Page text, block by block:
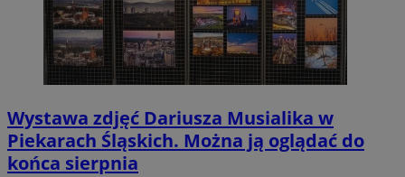
Wystawa zdjęć Dariusza Musialika w
Piekarach Śląskich. Można ją oglądać do
końca sierpnia